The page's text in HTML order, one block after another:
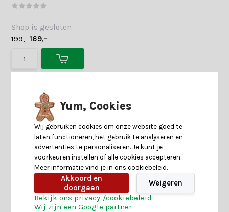
Shop is gesloten
199,- 169,-
Yum, Cookies
Wij gebruiken cookies om onze website goed te
laten functioneren, het gebruik te analyseren en
advertenties te personaliseren. Je kunt je
voorkeuren instellen of alle cookies accepteren.
Meer informatie vind je in ons cookiebeleid.
Akkoord en
doorgaan
Weigeren
Bekijk ons privacy-/cookiebeleid
Wij zijn een Google partner